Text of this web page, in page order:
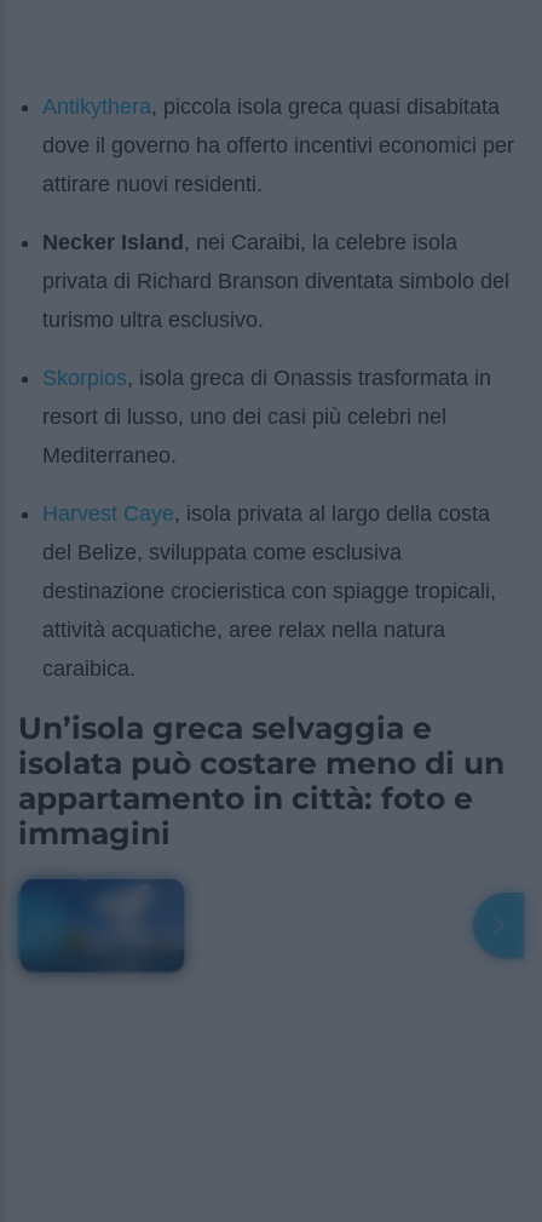
Antikythera, piccola isola greca quasi disabitata
dove il governo ha offerto incentivi economici per
attirare nuovi residenti.
Necker Island , nei Caraibi, la celebre isola
privata di Richard Branson diventata simbolo del
turismo ultra esclusivo.
Skorpios, isola greca di Onassis trasformata in
resort di lusso, uno dei casi più celebri nel
Mediterraneo.
Harvest Caye, isola privata al largo della costa
del Belize, sviluppata come esclusiva
destinazione crocieristica con spiagge tropicali,
attività acquatiche, aree relax nella natura
caraibica.
Un’isola greca selvaggia e
isolata può costare meno di un
appartamento in città: foto e
immagini